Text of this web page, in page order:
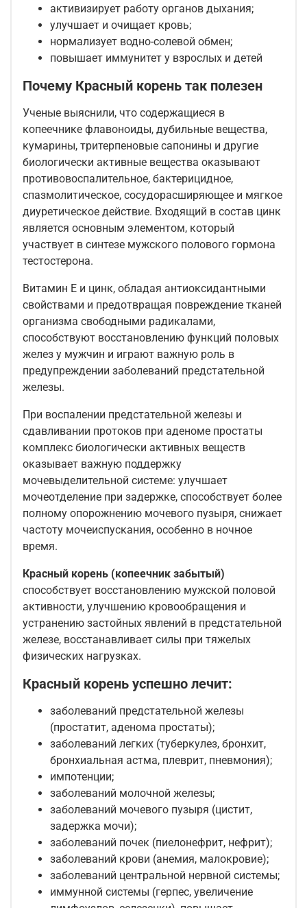
активизирует работу органов дыхания;
улучшает и очищает кровь;
нормализует водно-солевой обмен;
повышает иммунитет у взрослых и детей
Почему Красный корень так полезен
Ученые выяснили, что содержащиеся в
копеечнике флавоноиды, дубильные вещества,
кумарины, тритерпеновые сапонины и другие
биологически активные вещества оказывают
противовоспалительное, бактерицидное,
спазмолитическое, сосудорасширяющее и мягкое
диуретическое действие. Входящий в состав цинк
является основным элементом, который
участвует в синтезе мужского полового гормона
тестостерона.
Витамин Е и цинк, обладая антиоксидантными
свойствами и предотвращая повреждение тканей
организма свободными радикалами,
способствуют восстановлению функций половых
желез у мужчин и играют важную роль в
предупреждении заболеваний предстательной
железы.
При воспалении предстательной железы и
сдавливании протоков при аденоме простаты
комплекс биологически активных веществ
оказывает важную поддержку
мочевыделительной системе: улучшает
мочеотделение при задержке, способствует более
полному опорожнению мочевого пузыря, снижает
частоту мочеиспускания, особенно в ночное
время.
Красный корень (копеечник забытый)
способствует восстановлению мужской половой
активности, улучшению кровообращения и
устранению застойных явлений в предстательной
железе, восстанавливает силы при тяжелых
физических нагрузках.
Красный корень успешно лечит:
заболеваний предстательной железы
(простатит, аденома простаты);
заболеваний легких (туберкулез, бронхит,
бронхиальная астма, плеврит, пневмония);
импотенции;
заболеваний молочной железы;
заболеваний мочевого пузыря (цистит,
задержка мочи);
заболеваний почек (пиелонефрит, нефрит);
заболеваний крови (анемия, малокровие);
заболеваний центральной нервной системы;
иммунной системы (герпес, увеличение